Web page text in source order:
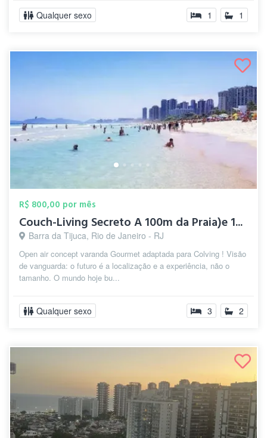
Qualquer sexo 1 1
R$ 800,00 por mês
Couch-Living Secreto A 100m da Praia)e 1...
Barra da Tijuca, Rio de Janeiro - RJ
Open air concept varanda Gourmet adaptada para Colving ! Visão
de vanguarda: o futuro é a localização e a experiência, não o
tamanho. O mundo hoje bu...
Qualquer sexo 3 2